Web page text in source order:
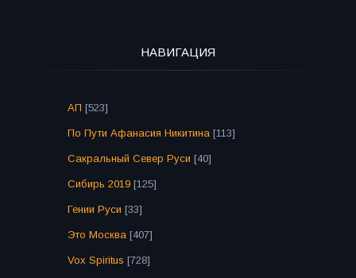
НАВИГАЦИЯ
АП [523]
По Пути Афанасия Никитина [113]
Сакральный Север Руси [40]
Сибирь 2019 [125]
Гении Руси [33]
Это Москва [407]
Vox Spiritus [728]